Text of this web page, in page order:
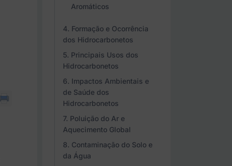
Aromáticos
Formação e Ocorrência
dos Hidrocarbonetos
Principais Usos dos
Hidrocarbonetos
Impactos Ambientais e
de Saúde dos
Hidrocarbonetos
Poluição do Ar e
Aquecimento Global
Contaminação do Solo e
da Água